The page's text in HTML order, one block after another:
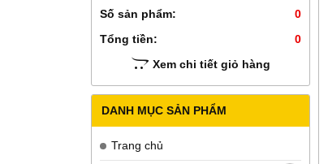
Số sản phẩm:
0
Tổng tiền:
0
Xem chi tiết giỏ hàng
DANH MỤC SẢN PHẨM
Trang chủ